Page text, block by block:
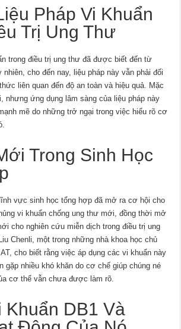
Pháp Vi Khuẩn
Trị Ung Thư
trong điều trị ung thư đã được biết đến từ
nhiên, cho đến nay, liệu pháp này vẫn phải đối
liên quan đến độ an toàn và hiệu quả. Mặc
nhưng ứng dụng lâm sàng của liệu pháp này
mẽ do những trở ngại trong việc hiểu rõ cơ
Trong Sinh Học
vực sinh học tổng hợp đã mở ra cơ hội cho
vi khuẩn chống ung thư mới, đồng thời mở
cho nghiên cứu miễn dịch trong điều trị ung
Chenli, một trong những nhà khoa học chủ
cho biết rằng việc áp dụng các vi khuẩn này
gặp nhiều khó khăn do cơ chế giúp chúng né
cơ thể vẫn chưa được làm rõ.
Khuẩn DB1 Và